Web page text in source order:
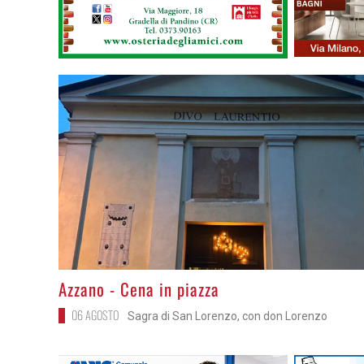
>
Azzano - Cena in piazza
06 AGOSTO Sagra di San Lorenzo, con don Lorenzo